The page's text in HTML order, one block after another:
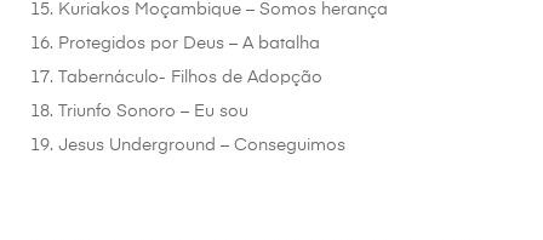
15. Kuriakos Moçambique – Somos herança
16. Protegidos por Deus – A batalha
17. Tabernáculo- Filhos de Adopção
18. Triunfo Sonoro – Eu sou
19. Jesus Underground – Conseguimos